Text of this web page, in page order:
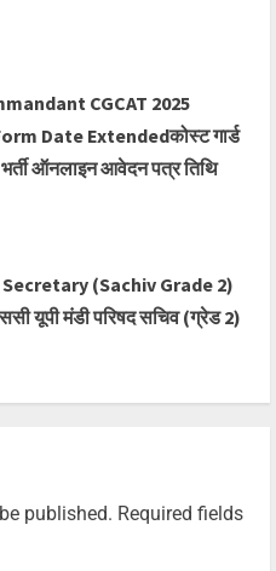
CGCAT 2025
Date Extendedकोस्ट गार्ड
ऑनलाइन आवेदन पत्र तिथि
Secretary (Sachiv Grade 2)
यूपी मंडी परिषद सचिव (ग्रेड 2)
published. Required fields